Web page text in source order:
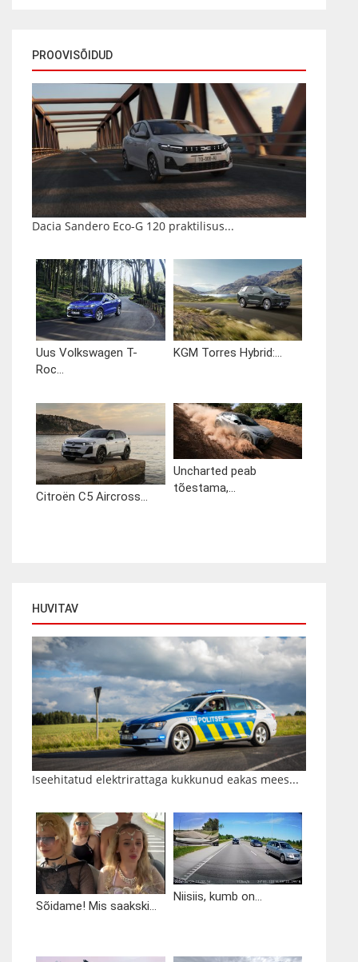
PROOVISÕIDUD
Dacia Sandero Eco-G 120 praktilisus...
Uus Volkswagen T-
Roc...
KGM Torres Hybrid:...
Citroën C5 Aircross...
Uncharted peab
tõestama,...
HUVITAV
Iseehitatud elektrirattaga kukkunud eakas mees...
Sõidame! Mis saakski...
Niisiis, kumb on...